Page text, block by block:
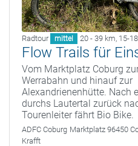
Radtour mittel 20 - 39 km, 15-
Flow Trails für
Vom Marktplatz Coburg
Werrabahn und hinauf zur
Alexandrienenhütte. Nach
durchs Lautertal zurück
Tourenleiter fährt Bio Bike.
ADFC Coburg Marktplatz 96450
Krafft